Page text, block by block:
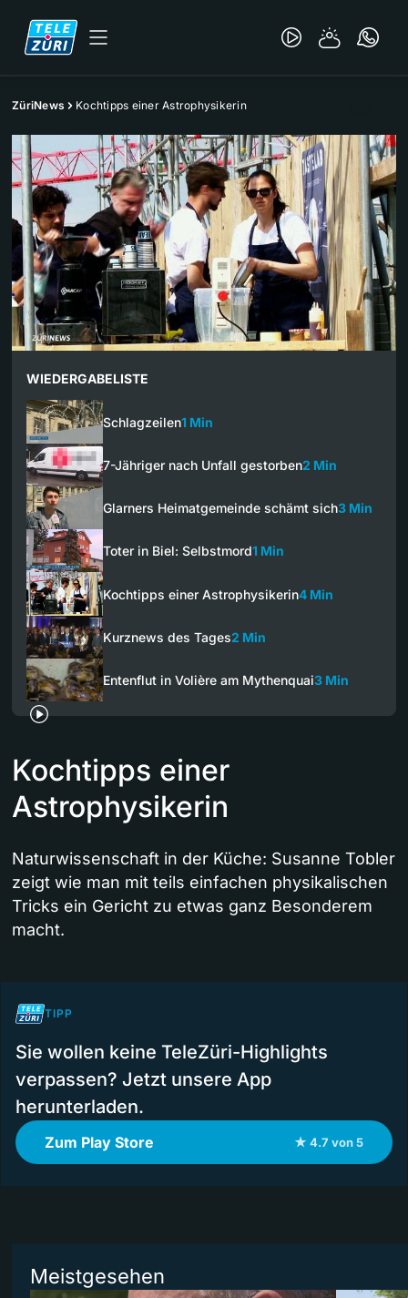
ZüriNews Kochtipps einer Astrophysikerin
WIEDERGABELISTE
Schlagzeilen1 Min
7-Jähriger nach Unfall gestorben2 Min
Glarners Heimatgemeinde schämt sich3 Min
Toter in Biel: Selbstmord1 Min
Kochtipps einer Astrophysikerin4 Min
Kurznews des Tages2 Min
Entenflut in Volière am Mythenquai3 Min
Kochtipps einer
Astrophysikerin
Naturwissenschaft in der Küche: Susanne Tobler
zeigt wie man mit teils einfachen physikalischen
Tricks ein Gericht zu etwas ganz Besonderem
macht.
TIPP
Sie wollen keine TeleZüri-Highlights
verpassen? Jetzt unsere App
herunterladen.
Zum Play Store ★ 4.7 von 5
Meistgesehen